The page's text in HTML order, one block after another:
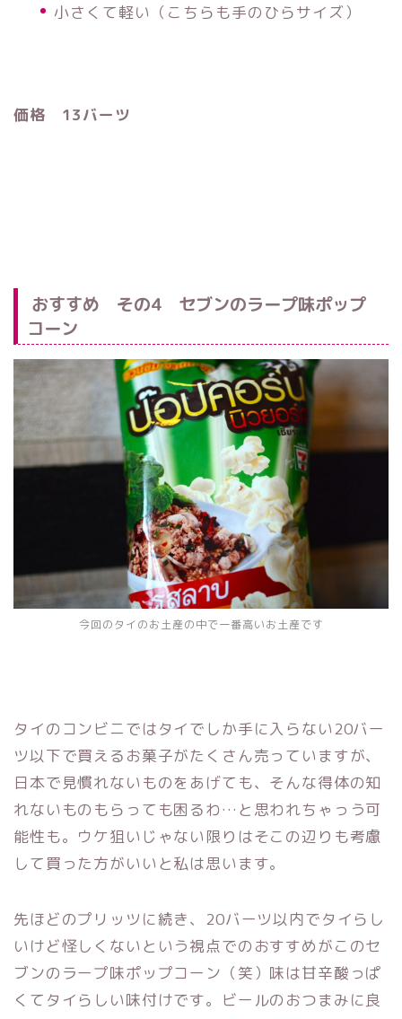
小さくて軽い（こちらも手のひらサイズ）
価格 13バーツ
おすすめ その4 セブンのラープ味ポップ
コーン
今回のタイのお土産の中で一番高いお土産です
タイのコンビニではタイでしか手に入らない20バー
ツ以下で買えるお菓子がたくさん売っていますが、
日本で見慣れないものをあげても、そんな得体の知
れないものもらっても困るわ…と思われちゃっう可
能性も。ウケ狙いじゃない限りはそこの辺りも考慮
して買った方がいいと私は思います。
先ほどのプリッツに続き、20バーツ以内でタイらし
いけど怪しくないという視点でのおすすめがこのセ
ブンのラープ味ポップコーン（笑）味は甘辛酸っぱ
くてタイらしい味付けです。ビールのおつまみに良